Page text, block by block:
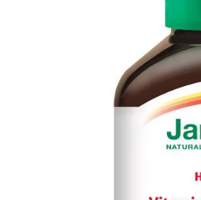
Jiné stránky Jamieson